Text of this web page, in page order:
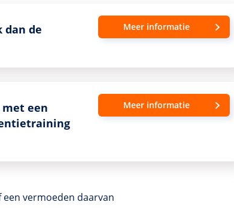
dan de
Meer informatie
met een
Meer informatie
vermoeden daarvan